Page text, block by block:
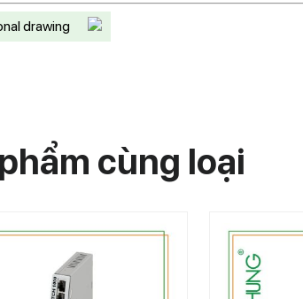
drawing
cùng loại